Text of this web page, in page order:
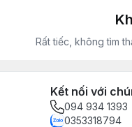
Rất tiếc, không tìm
Kết nối với
094 934 1393
0353318794